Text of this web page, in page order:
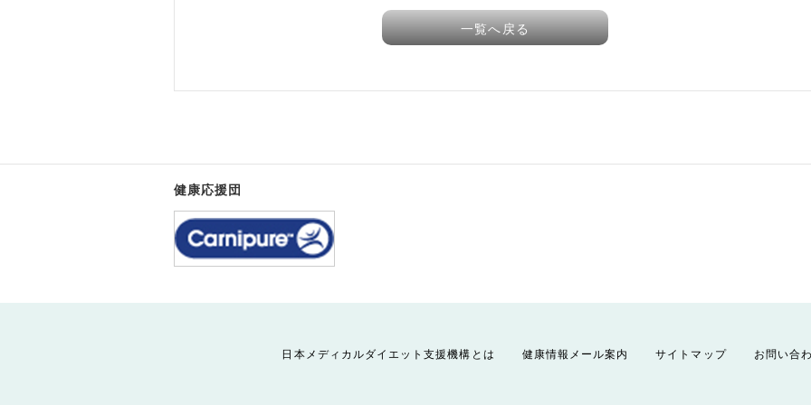
一覧へ戻る
健康応援団
日本メディカルダイエット支援機構とは 健康情報メール案内 サイトマップ お問い合